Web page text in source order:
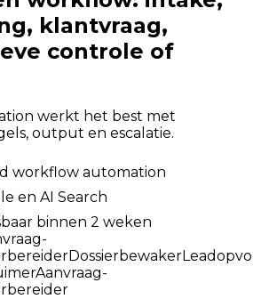
klantvraag,
controle of
werkt het best met
output en escalatie.
workflow automation
en AI Search
binnen 2 weken
Dossierbewaker
Aanvraag-